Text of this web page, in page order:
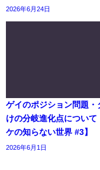
2026年6月24日
ゲイのポジション問題・
けの分岐進化点について
ケの知らない世界 #3】
2026年6月1日